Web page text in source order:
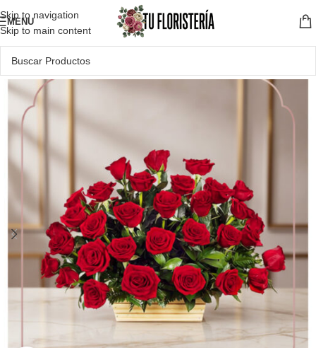
Skip to navigation
Skip to main content
MENU